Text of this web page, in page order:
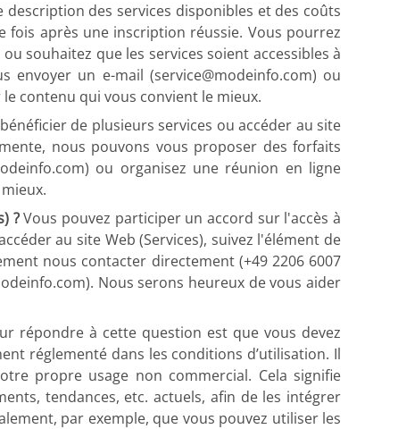
des services disponibles et des coûts
après une inscription réussie. Vous pourrez
souhaitez que les services soient accessibles à
un e-mail (service@modeinfo.com) ou
contenu qui vous convient le mieux.
de plusieurs services ou accéder au site
nous pouvons vous proposer des forfaits
ou organisez une réunion en ligne
?Vous pouvez participer un accord sur l'accès à
au site Web (Services), suivez l'élément de
nous contacter directement (+49 2206 6007
Nous serons heureux de vous aider
répondre à cette question est que vous devez
réglementé dans les conditions d’utilisation. Il
propre usage non commercial. Cela signifie
tendances, etc. actuels, afin de les intégrer
par exemple, que vous pouvez utiliser les